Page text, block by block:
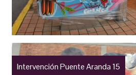
Intervención Puente Aranda 15